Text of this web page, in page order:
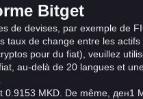
Bitget
de devises, par exemple de
de change entre les
pour du fiat), veuillez
au-delà de 20 langues et
MKD. De même, ден1